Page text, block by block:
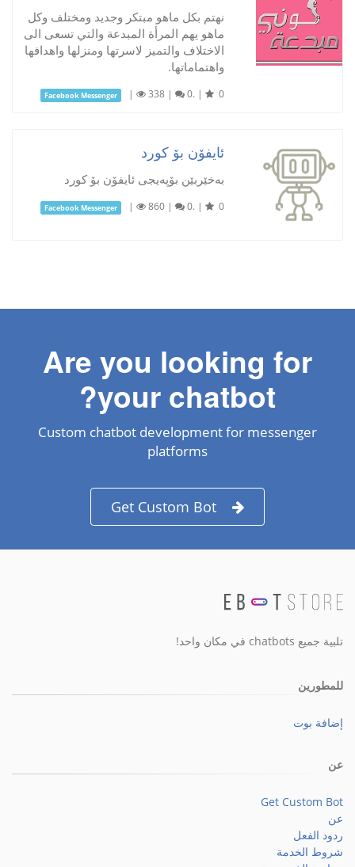
نهتم بكل ماهو مبتكر وجديد ومختلف وكل
ماهو يهم المرأة المبدعة والتي تسعى الى
الاختلاف والتميز لاسرتها ومنزلها واهدافها
واهتماماتها.
Facebook Messenger | 338 | 0. | 0
ئايفۆن بۆ كورد
بەخێربێن بۆپەيجى ئايفۆن بۆ كورد
Facebook Messenger | 860 | 0. | 0
Are you looking for
your chatbot?
Custom chatbot development for messenger
platforms
Get Custom Bot
تلبية جميع chatbots في مكان واحد!
للمطورين
إضافة بوت
عن
Get Custom Bot
عن
ردود الفعل
شروط الخدمة